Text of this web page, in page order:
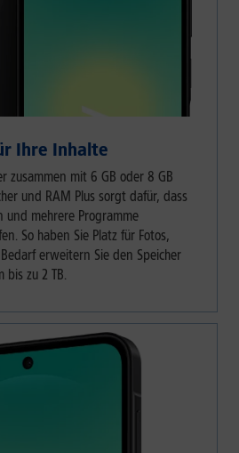
Ihre Inhalte
zusammen mit 6 GB oder 8 GB
und RAM Plus sorgt dafür, dass
und mehrere Programme
So haben Sie Platz für Fotos,
erweitern Sie den Speicher
bis zu 2 TB.